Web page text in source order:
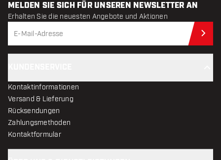
MELDEN SIE SICH FÜR UNSEREN NEWSLETTER AN
Erhalten Sie die neuesten Angebote und Aktionen
Kontaktinformationen
Versand & Lieferung
Rücksendungen
Zahlungsmethoden
Kontaktformular